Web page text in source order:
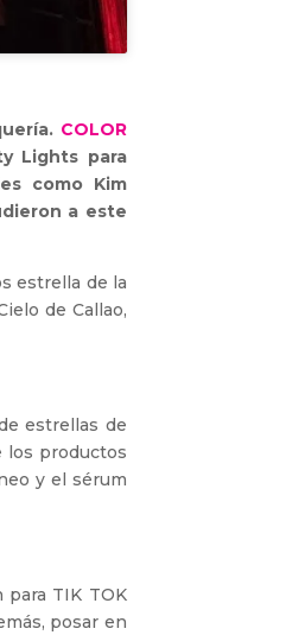
COLOR
Lights para
como Kim
a este
estrella de la
de Callao,
estrellas de
los productos
y el sérum
TIK TOK
posar en